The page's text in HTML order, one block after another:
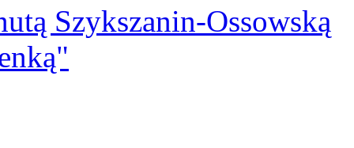
Szykszanin-Ossowską